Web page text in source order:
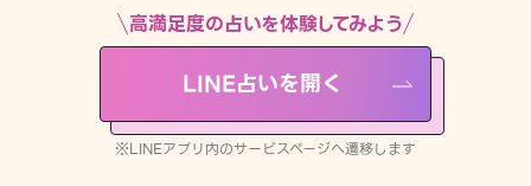
※LINEアプリ内のサービスページへ遷移します
高満足度の占いを体験してみよう
LINE占いを開く
※LINEアプリ内のサービスページへ遷移します